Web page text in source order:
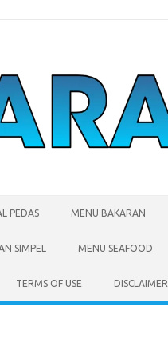
PEDAS MENU BAKARAN
SIMPEL MENU SEAFOOD
TERMS OF USE DISCLAIMER